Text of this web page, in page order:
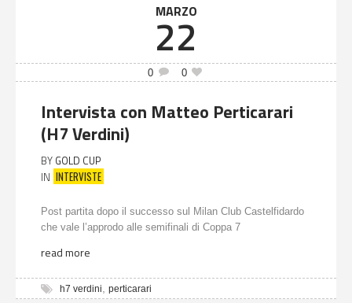
MARZO
22
0 0
Intervista con Matteo Perticarari
(H7 Verdini)
BY GOLD CUP
IN INTERVISTE
Post partita dopo il successo sul Milan Club Castelfidardo
che vale l’approdo alle semifinali di Coppa 7
read more
h7 verdini perticarari